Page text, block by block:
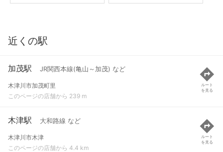
近くの駅
加茂駅 JR関西本線(亀山～加茂) など
木津川市加茂町里
このページの店舗から 239 m
ルート
を見る
木津駅 大和路線 など
木津川市木津
このページの店舗から 4.4 km
ルート
を見る